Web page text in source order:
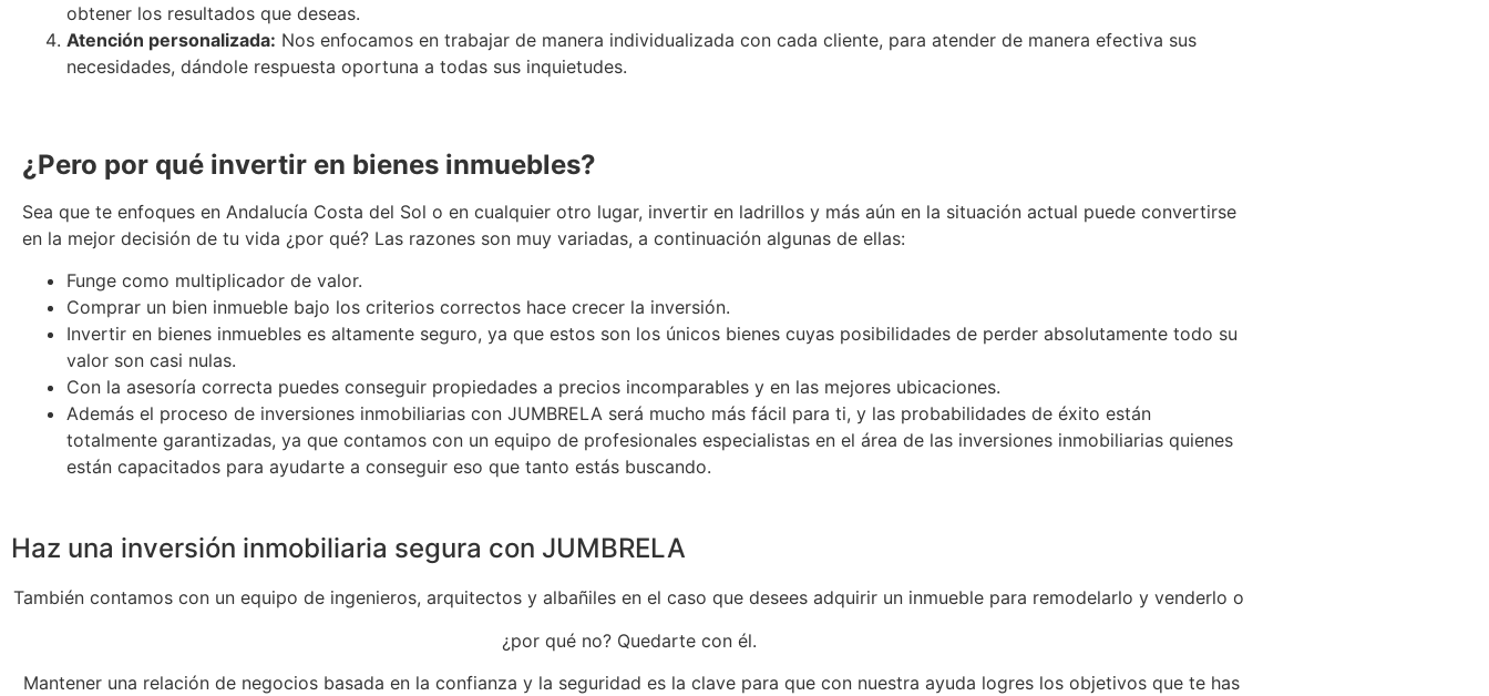
obtener los resultados que deseas.
Atención personalizada: Nos enfocamos en trabajar de manera individualizada con cada cliente, para atender de manera efectiva sus
necesidades, dándole respuesta oportuna a todas sus inquietudes.
¿Pero por qué invertir en bienes inmuebles?
Sea que te enfoques en Andalucía Costa del Sol o en cualquier otro lugar, invertir en ladrillos y más aún en la situación actual puede convertirse
en la mejor decisión de tu vida ¿por qué? Las razones son muy variadas, a continuación algunas de ellas:
Funge como multiplicador de valor.
Comprar un bien inmueble bajo los criterios correctos hace crecer la inversión.
Invertir en bienes inmuebles es altamente seguro, ya que estos son los únicos bienes cuyas posibilidades de perder absolutamente todo su
valor son casi nulas.
Con la asesoría correcta puedes conseguir propiedades a precios incomparables y en las mejores ubicaciones.
Además el proceso de inversiones inmobiliarias con JUMBRELA será mucho más fácil para ti, y las probabilidades de éxito están
totalmente garantizadas, ya que contamos con un equipo de profesionales especialistas en el área de las inversiones inmobiliarias quienes
están capacitados para ayudarte a conseguir eso que tanto estás buscando.
Haz una inversión inmobiliaria segura con JUMBRELA
También contamos con un equipo de ingenieros, arquitectos y albañiles en el caso que desees adquirir un inmueble para remodelarlo y venderlo o
¿por qué no? Quedarte con él.
Mantener una relación de negocios basada en la confianza y la seguridad es la clave para que con nuestra ayuda logres los objetivos que te has